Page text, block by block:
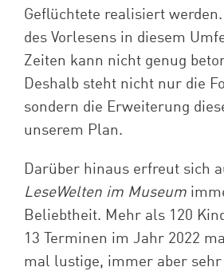
Geflüchtete realisiert
des Vorlesens in diesem
Zeiten kann nicht genug
Deshalb steht nicht nur die
sondern die Erweiterung
unserem Plan.
Darüber hinaus erfreut sich
LeseWelten im Museum
Beliebtheit. Mehr als 120
13 Terminen im Jahr 2022
mal lustige, immer aber sehr